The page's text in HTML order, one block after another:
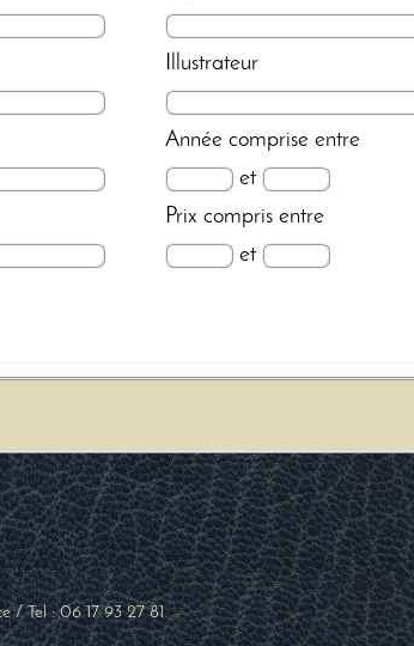
Illustrateur
Année comprise entre
et
Prix compris entre
et
/ Tel :06 17 93 27 81